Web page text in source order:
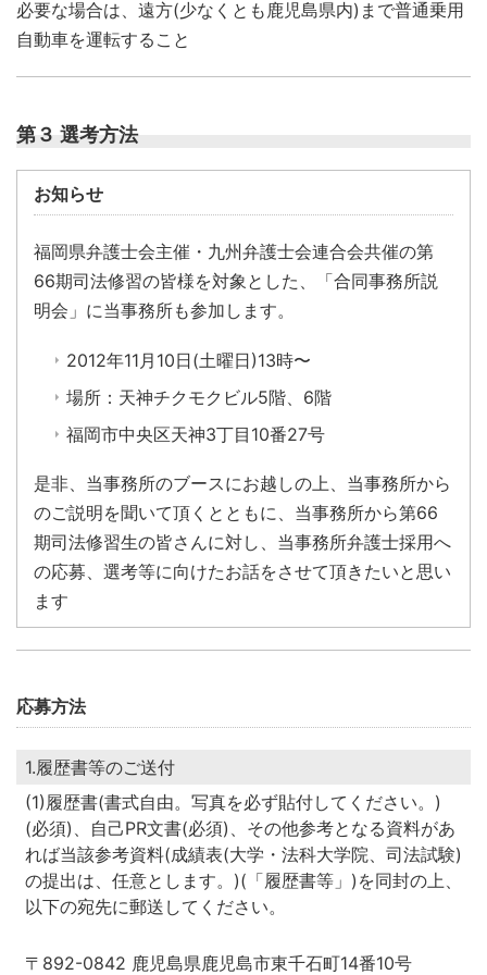
必要な場合は、遠方(少なくとも鹿児島県内)まで普通乗用
自動車を運転すること
第３ 選考方法
お知らせ
福岡県弁護士会主催・九州弁護士会連合会共催の第
66期司法修習の皆様を対象とした、「合同事務所説
明会」に当事務所も参加します。
2012年11月10日(土曜日)13時〜
場所：天神チクモクビル5階、6階
福岡市中央区天神3丁目10番27号
是非、当事務所のブースにお越しの上、当事務所から
のご説明を聞いて頂くとともに、当事務所から第66
期司法修習生の皆さんに対し、当事務所弁護士採用へ
の応募、選考等に向けたお話をさせて頂きたいと思い
ます
応募方法
1.履歴書等のご送付
(1)履歴書(書式自由。写真を必ず貼付してください。)
(必須)、自己PR文書(必須)、その他参考となる資料があ
れば当該参考資料(成績表(大学・法科大学院、司法試験)
の提出は、任意とします。)(「履歴書等」)を同封の上、
以下の宛先に郵送してください。
〒892-0842 鹿児島県鹿児島市東千石町14番10号